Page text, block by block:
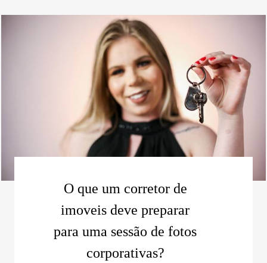
O que um corretor de
imoveis deve preparar
para uma sessão de fotos
corporativas?